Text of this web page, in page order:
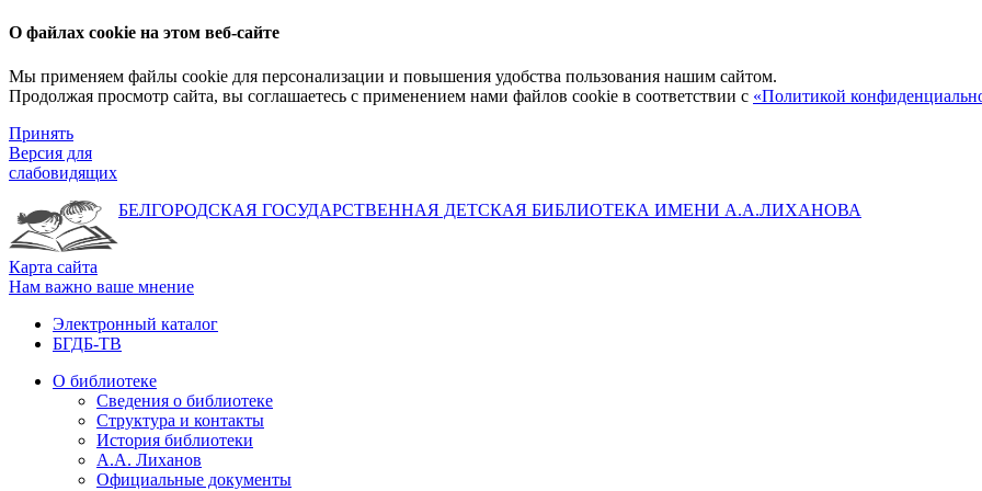
О файлах cookie на этом веб-сайте
Мы применяем файлы cookie для персонализации и повышения удобства пользования нашим сайтом.
Продолжая просмотр сайта, вы соглашаетесь с применением нами файлов cookie в соответствии с «Политикой
Принять
Версия для
слабовидящих
БЕЛГОРОДСКАЯ ГОСУДАРСТВЕННАЯ ДЕТСКАЯ БИБЛИОТЕКА ИМЕНИ А.А.ЛИХАНОВА
Карта сайта
Нам важно ваше мнение
Электронный каталог
БГДБ-ТВ
О библиотеке
Сведения о библиотеке
Структура и контакты
История библиотеки
А.А. Лиханов
Официальные документы